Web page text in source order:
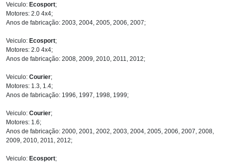
Veiculo: Ecosport;
Motores: 2.0 4x4;
Anos de fabricação: 2003, 2004, 2005, 2006, 2007;
Veiculo: Ecosport;
Motores: 2.0 4x4;
Anos de fabricação: 2008, 2009, 2010, 2011, 2012;
Veiculo: Courier;
Motores: 1.3, 1.4;
Anos de fabricação: 1996, 1997, 1998, 1999;
Veiculo: Courier;
Motores: 1.6;
Anos de fabricação: 2000, 2001, 2002, 2003, 2004, 2005, 2006, 2007, 2008,
2009, 2010, 2011, 2012;
Veiculo: Ecosport;